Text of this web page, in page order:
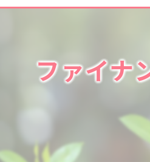
ファイナ